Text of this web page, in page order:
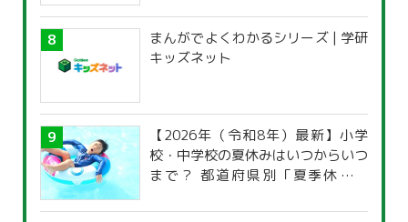
まんがでよくわかるシリーズ | 学研
キッズネット
【2026年（令和8年）最新】小学
校・中学校の夏休みはいつからいつ
まで？ 都道府県別「夏季休暇一